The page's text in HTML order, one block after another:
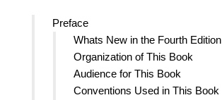
Preface
Whats New in the Fourth Edition
Organization of This Book
Audience for This Book
Conventions Used in This Book